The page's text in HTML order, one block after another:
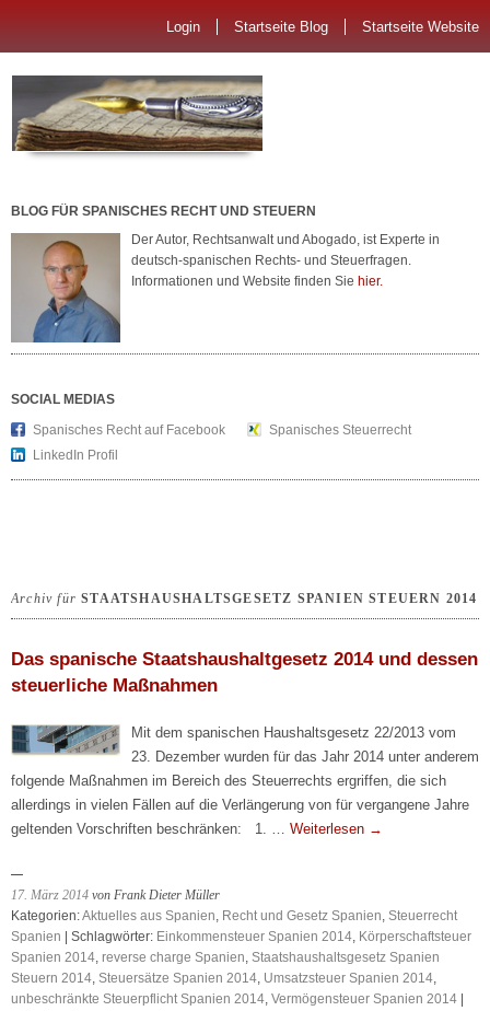
Login Startseite Blog Startseite Website
BLOG FÜR SPANISCHES RECHT UND STEUERN
Der Autor, Rechtsanwalt und Abogado, ist Experte in
deutsch-spanischen Rechts- und Steuerfragen.
Informationen und Website finden Sie hier.
SOCIAL MEDIAS
Spanisches Recht auf Facebook
Spanisches Steuerrecht
LinkedIn Profil
Archiv fürSTAATSHAUSHALTSGESETZ SPANIEN STEUERN 2014
Das spanische Staatshaushaltgesetz 2014 und dessen
steuerliche Maßnahmen
Mit dem spanischen Haushaltsgesetz 22/2013 vom
23. Dezember wurden für das Jahr 2014 unter anderem
folgende Maßnahmen im Bereich des Steuerrechts ergriffen, die sich
allerdings in vielen Fällen auf die Verlängerung von für vergangene Jahre
geltenden Vorschriften beschränken: 1. … Weiterlesen →
17. März 2014 von Frank Dieter Müller
Kategorien:Aktuelles aus Spanien, Recht und Gesetz Spanien, Steuerrecht
Spanien | Schlagwörter: Einkommensteuer Spanien 2014, Körperschaftsteuer
Spanien 2014, reverse charge Spanien, Staatshaushaltsgesetz Spanien
Steuern 2014, Steuersätze Spanien 2014, Umsatzsteuer Spanien 2014,
unbeschränkte Steuerpflicht Spanien 2014, Vermögensteuer Spanien 2014